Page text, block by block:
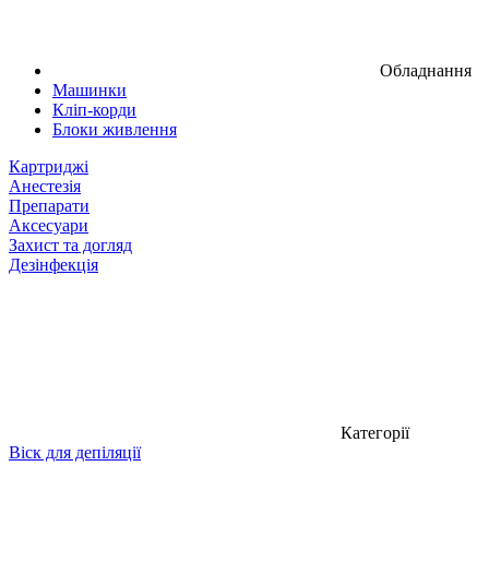
Обладнання
Машинки
Кліп-корди
Блоки живлення
Картриджі
Анестезія
Препарати
Аксесуари
Захист та догляд
Дезінфекція
Категорії
Віск для депіляції